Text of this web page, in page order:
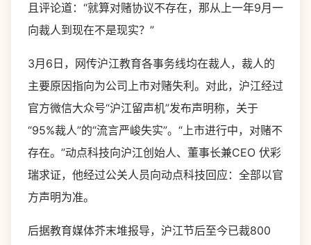
且评论道：“就算对赌协议不存在，那从上一年9月一
向裁人到现在不是现实？”
3月6日，网传沪江教育各事务线均在裁人，裁人的
主要原因指向为公司上市对赌失利。对此，沪江经过
官方微信大众号“沪江留声机”发布声明称，关于
“95%裁人”的“流言严峻失实”。“上市进行中，对赌不
存在。”动点科技向沪江创始人、董事长兼CEO 伏彩
瑞求证，他经过公关人员向动点科技回应：全部以官
方声明为准。
后据教育媒体芥末堆报导，沪江节后至今已裁800